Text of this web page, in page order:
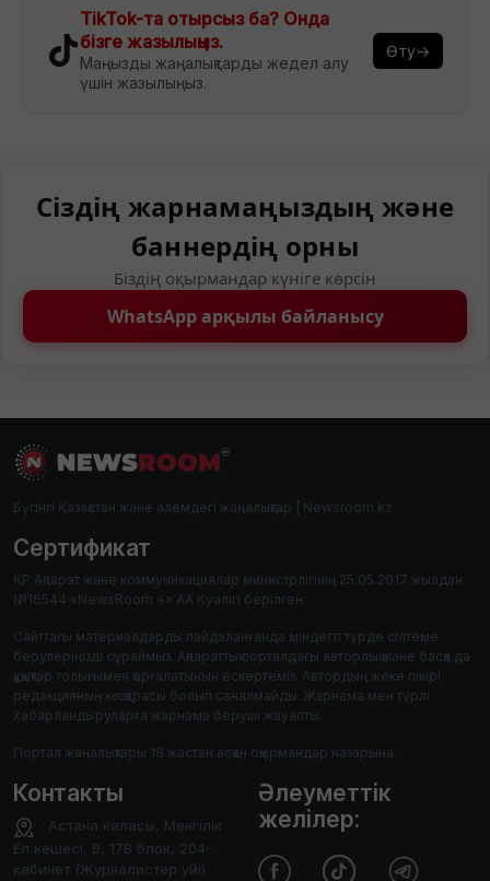
TikTok-та отырсыз ба? Онда
бізге жазылыңыз.
Маңызды жаңалықтарды жедел алу
үшін жазылыңыз.
Өту→
Сіздің жарнамаңыздың және
баннердің орны
Біздің оқырмандар күніге көрсін
WhatsApp арқылы байланысу
Бүгінгі Қазақстан және әлемдегі жаңалықтар | Newsroom.kz
Сертификат
ҚР Ақпарат және коммуникациялар министрлігінің 25.05.2017 жылдан
№16544 «NewsRoom +» АА Куәлігі берілген.
Сайттағы материалдарды пайдаланғанда міндетті түрде сілтеме
берулеріңізді сұраймыз. Ақпараттық порталдағы авторлық және басқа да
құқықтар толығымен қорғалатынын ескертеміз. Автордың жеке пікірі
редакцияның көзқарасы болып саналмайды. Жарнама мен түрлі
хабарландыруларға жарнама беруші жауапты.
Портал жаңалықтары 18 жастан асқан оқырмандар назарына.
Контакты
Астана каласы, Менгілік
Ел кешесі, 8, 17В блок, 204-
кабинет (Журналистер уйі)
Әлеуметтік
желілер: